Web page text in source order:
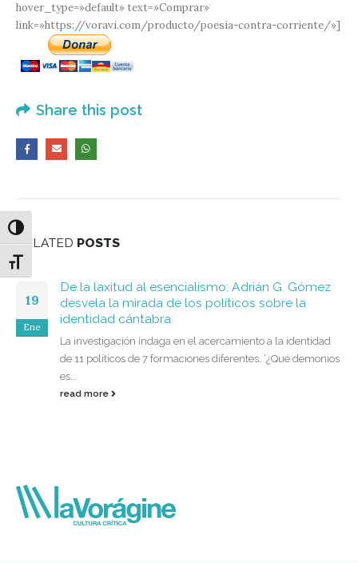
Alternar alto contraste
Alternar tamaño de letra
hover_type=»default» text=»Comprar»
link=»https://voravi.com/producto/poesia-contra-corriente/»]
Share this post
RELATED POSTS
19
Ene
De la laxitud al esencialismo: Adrián G. Gómez
desvela la mirada de los políticos sobre la
identidad cántabra
La investigación indaga en el acercamiento a la identidad
de 11 políticos de 7 formaciones diferentes. ‘¿Qué demonios
es...
read more